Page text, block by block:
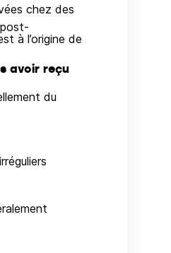
chez des
à l’origine de
avoir reçu
du